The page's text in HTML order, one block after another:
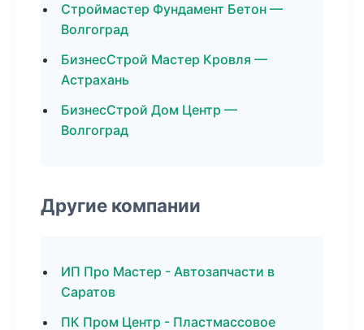
Строймастер Фундамент Бетон —
Волгоград
БизнесСтрой Мастер Кровля —
Астрахань
БизнесСтрой Дом Центр —
Волгоград
Другие компании
ИП Про Мастер - Автозапчасти в
Саратов
ПК Пром Центр - Пластмассовое